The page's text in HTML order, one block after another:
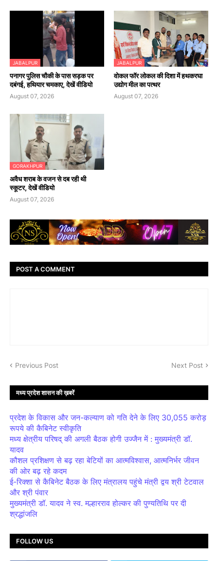
JABALPUR
पनागर पुलिस चौकी के पास सड़क पर
दबंगई, हथियार चमकाए, देखें वीडियो
August 07, 2026
JABALPUR
वोकल फॉर लोकल की दिशा में हथकरघा
उद्योग मील का पत्थर
August 07, 2026
GORAKHPUR
अवैध शराब के वजन से दब रही थी
स्कूटर, देखें वीडियो
August 07, 2026
POST A COMMENT
Previous Post Next Post
मध्य प्रदेश शासन की ख़बरें
प्रदेश के विकास और जन-कल्याण को गति देने के लिए 30,055 करोड़
रूपये की कैबिनेट स्वीकृति
मध्य क्षेत्रीय परिषद् की अगली बैठक होगी उज्जैन में : मुख्यमंत्री डॉ.
यादव
कौशल प्रशिक्षण से बढ़ रहा बेटियों का आत्मविश्वास, आत्मनिर्भर जीवन
की ओर बढ़ रहे कदम
ई-रिक्शा से कैबिनेट बैठक के लिए मंत्रालय पहुंचे मंत्री द्वय श्री टेटवाल
और श्री पंवार
मुख्यमंत्री डॉ. यादव ने स्व. मल्हारराव होल्कर की पुण्यतिथि पर दी
श्रद्धांजलि
FOLLOW US